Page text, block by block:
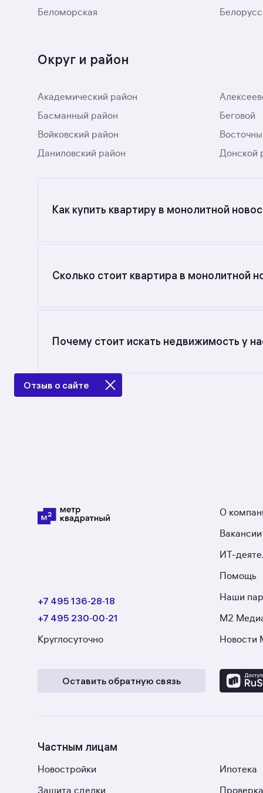
Беломорская
Округ и район
Академический район
Басманный район
Беговой
Войковский район
Даниловский район
Донской
Как купить квартиру в монолитной
Сколько стоит квартира в монолитной
Почему стоит искать недвижимость у
пруды в Москве: в разделе размещено 2 ЖК
не так.
Отзыв о сайте
+7 495 136‑28‑18
+7 495 230‑00‑21
Круглосуточно
О
Вакансии
ИТ-
Помощь
Наши
М2
Новости
Оставить обратную связь
Частным лицам
Новостройки
Ипотека
Защита сделки